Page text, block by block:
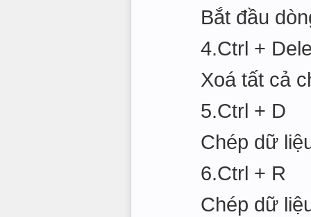
Bắt đầu
4.Ctrl +
Xoá tất cả
5.Ctrl + D
Chép dữ
6.Ctrl + R
Chép dữ